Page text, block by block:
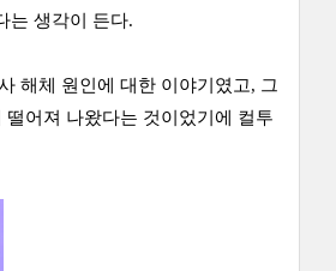
는 생각이 든다.
해체 원인에 대한 이야기였고, 그
어져 나왔다는 것이었기에 컬투